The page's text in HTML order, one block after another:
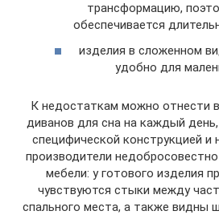
трансформацию,
обеспечивается
изделия в сложенном
удобно для
К недостаткам можно отнести
диванов для сна на каждый
специфической конструкцией и
производители
мебели: у готового изделия
чувствуются стыки между
спального места, а также видны